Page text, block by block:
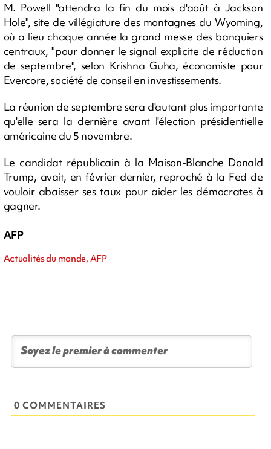
M. Powell "attendra la fin du mois d'août à Jackson
Hole", site de villégiature des montagnes du Wyoming,
où a lieu chaque année la grand messe des banquiers
centraux, "pour donner le signal explicite de réduction
de septembre", selon Krishna Guha, économiste pour
Evercore, société de conseil en investissements.
La réunion de septembre sera d'autant plus importante
qu'elle sera la dernière avant l'élection présidentielle
américaine du 5 novembre.
Le candidat républicain à la Maison-Blanche Donald
Trump, avait, en février dernier, reproché à la Fed de
vouloir abaisser ses taux pour aider les démocrates à
gagner.
AFP
Actualités du monde, AFP
0 COMMENTAIRES